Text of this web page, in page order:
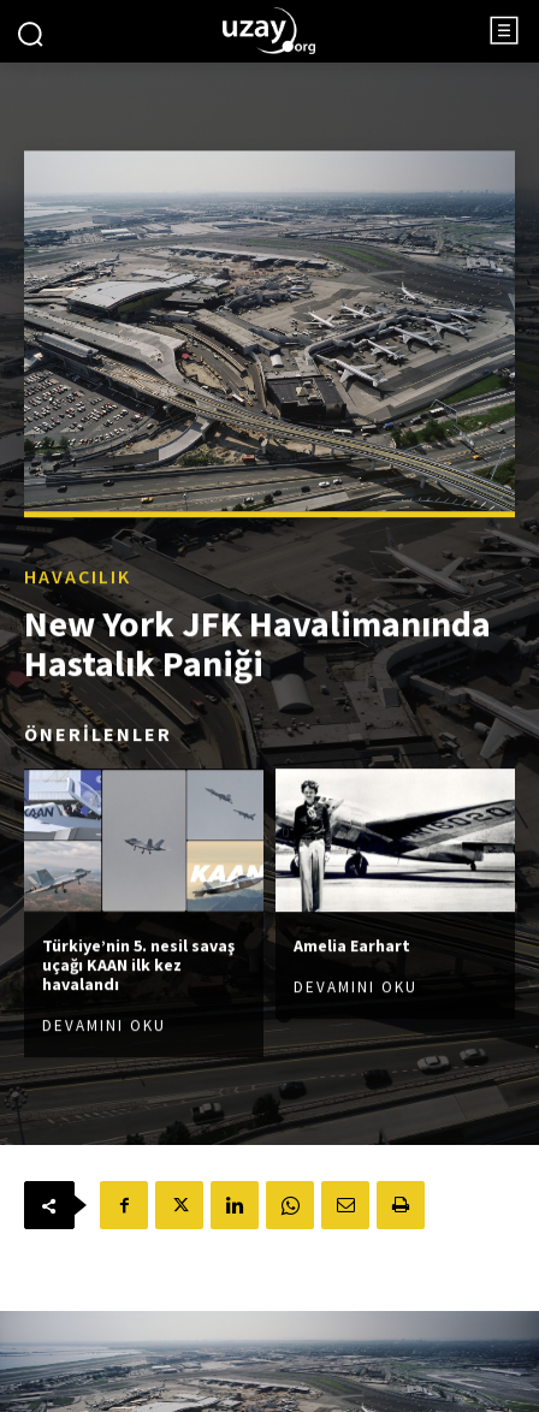
HAVACILIK
New York JFK Havalimanında
Hastalık Paniği
ÖNERİLENLER
Türkiye’nin 5. nesil savaş
uçağı KAAN ilk kez
havalandı
DEVAMINI OKU
Amelia Earhart
DEVAMINI OKU